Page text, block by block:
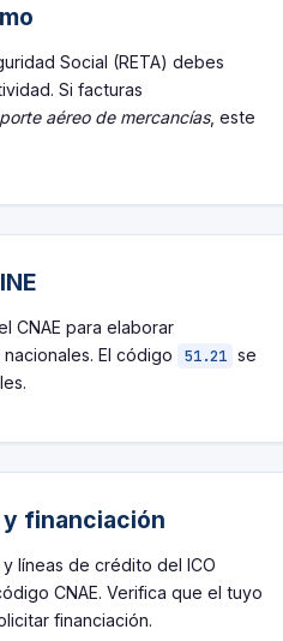
Social (RETA) debes
Si facturas
aéreo de mercancías, este
CNAE para elaborar
El código
51.21 se
financiación
líneas de crédito del ICO
CNAE. Verifica que el tuyo
financiación.